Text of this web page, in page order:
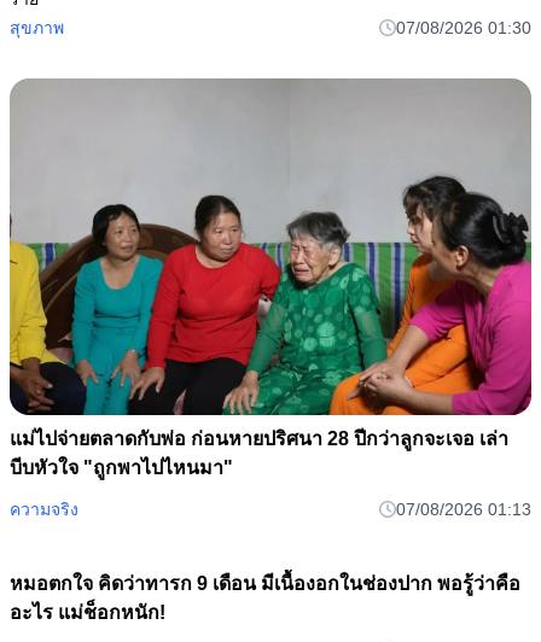
สุขภาพ
07/08/2026 01:30
แม่ไปจ่ายตลาดกับพ่อ ก่อนหายปริศนา 28 ปีกว่าลูกจะเจอ เล่า
บีบหัวใจ "ถูกพาไปไหนมา"
ความจริง 07/08/2026 01:13